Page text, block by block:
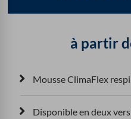
à partir
Mousse ClimaFlex
Disponible en deux